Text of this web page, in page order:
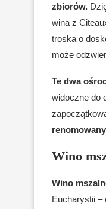
zbiorów.
wina z
troska o
może
Te dwa
widoczne do
Wino
Wino
Eucharystii –